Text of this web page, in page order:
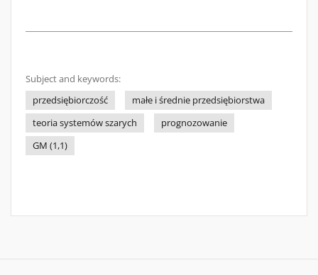
Subject and keywords:
przedsiębiorczość
małe i średnie przedsiębiorstwa
teoria systemów szarych
prognozowanie
GM (1,1)